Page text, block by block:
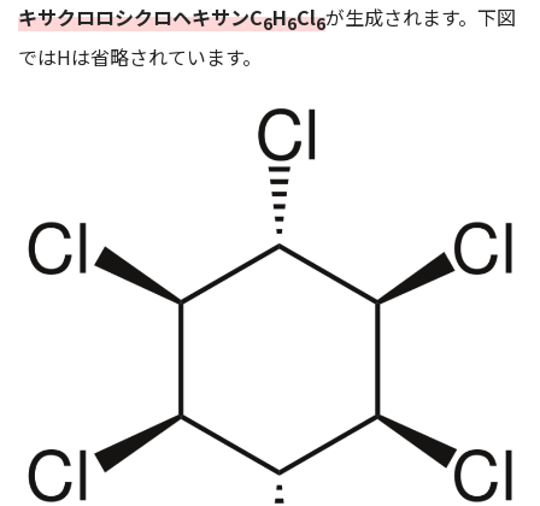
キサクロロシクロヘキサンC6H6Cl6が生成されます。下図
ではHは省略されています。